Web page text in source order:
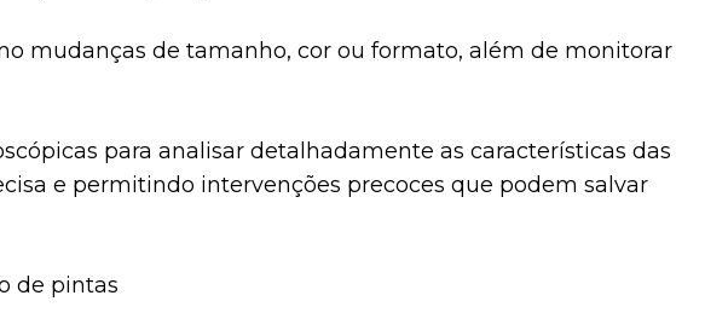
mudanças de tamanho, cor ou formato, além de monitorar
para analisar detalhadamente as características das
e permitindo intervenções precoces que podem salvar
de pintas